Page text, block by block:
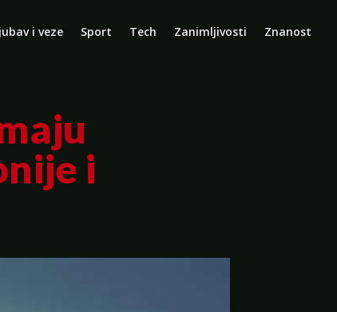
i veze Sport Tech Zanimljivosti Znanost
i